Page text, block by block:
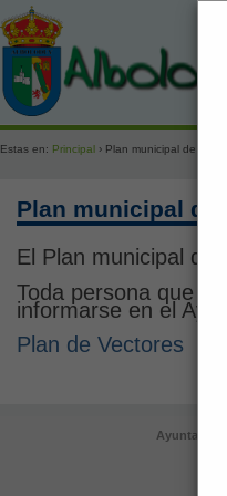
Estas en: Principal› Plan municipal de
Plan municipal de
El Plan municipal de
Toda persona que
informarse en el
Plan de Vectores